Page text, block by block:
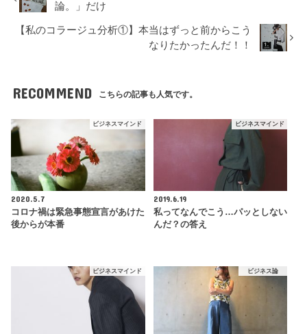
論。」だけ
【私のコラージュ分析①】本当はずっと前からこう
なりたかったんだ！！
RECOMMEND こちらの記事も人気です。
ビジネスマインド
2020.5.7
コロナ禍は緊急事態宣言があけた
後からが本番
ビジネスマインド
2019.6.19
私ってなんでこう…パッとしない
んだ？の答え
ビジネスマインド ビジネス論